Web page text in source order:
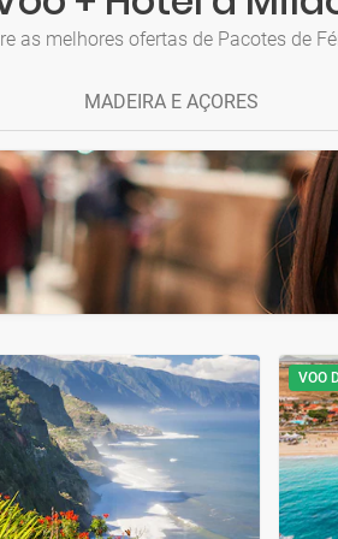
as melhores ofertas de Pacotes de
MADEIRA E AÇORES
VOO